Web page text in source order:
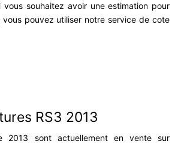
vous souhaitez avoir une estimation pour
pouvez utiliser notre service de cote
RS3 2013
2013 sont actuellement en vente sur